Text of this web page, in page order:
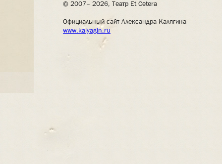
© 2007– 2026, Театр Et Cetera
Официальный сайт Александра Калягина
www.kalyagin.ru